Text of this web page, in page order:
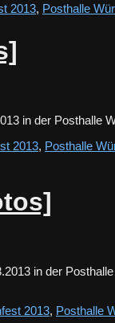
2013, Posthalle
in der
2013, Posthalle
in der
2013, Posthalle